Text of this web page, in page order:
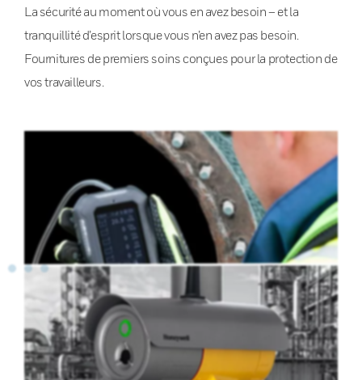
La sécurité au moment où vous en avez besoin – et la
tranquillité d’esprit lorsque vous n’en avez pas besoin.
Fournitures de premiers soins conçues pour la protection de
vos travailleurs.